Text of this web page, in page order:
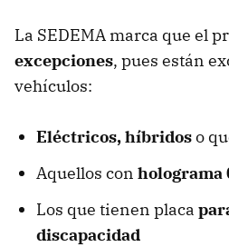
La SEDEMA marca que el
excepciones, pues están
vehículos:
Eléctricos, híbridoso
Aquellos con holograma
Los que tienen placa
discapacidad